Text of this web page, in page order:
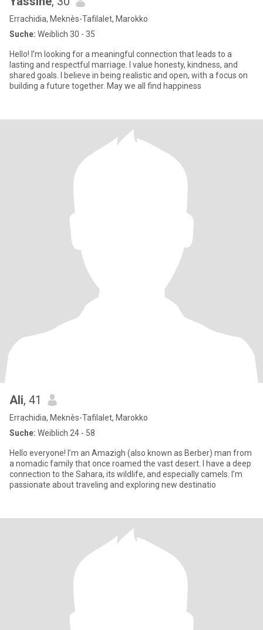
Errachidia, Meknès-Tafilalet, Marokko
Suche: Weiblich 30 - 35
Hello! I’m looking for a meaningful connection that leads to a
lasting and respectful marriage. I value honesty, kindness, and
shared goals. I believe in being realistic and open, with a focus on
building a future together. May we all find happiness
Ali, 41
Errachidia, Meknès-Tafilalet, Marokko
Suche: Weiblich 24 - 58
Hello everyone! I’m an Amazigh (also known as Berber) man from
a nomadic family that once roamed the vast desert. I have a deep
connection to the Sahara, its wildlife, and especially camels. I’m
passionate about traveling and exploring new destinatio